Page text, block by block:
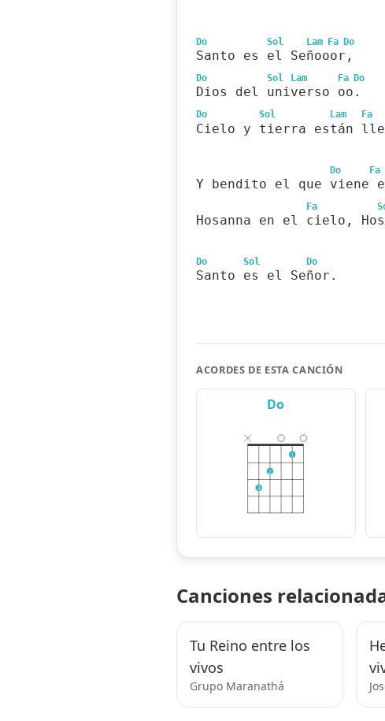
Do Sol Lam Fa Do
Santo es el Señooor,
Do Sol Lam Fa Do
Dios del universo oo.
Do Sol Lam Fa
Cielo y tierra están
Do Fa
Y bendito el que viene
Fa
Hosanna en el cielo,
Do Sol Do
Santo es el Señor.
ACORDES DE ESTA CANCIÓN
Do
3
2
1
Canciones
Tu Reino entre los
vivos
Grupo Maranathá